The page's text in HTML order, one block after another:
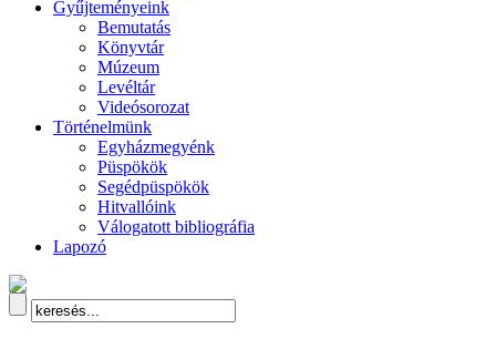
Gyűjteményeink
Bemutatás
Könyvtár
Múzeum
Levéltár
Videósorozat
Történelmünk
Egyházmegyénk
Püspökök
Segédpüspökök
Hitvallóink
Válogatott bibliográfia
Lapozó